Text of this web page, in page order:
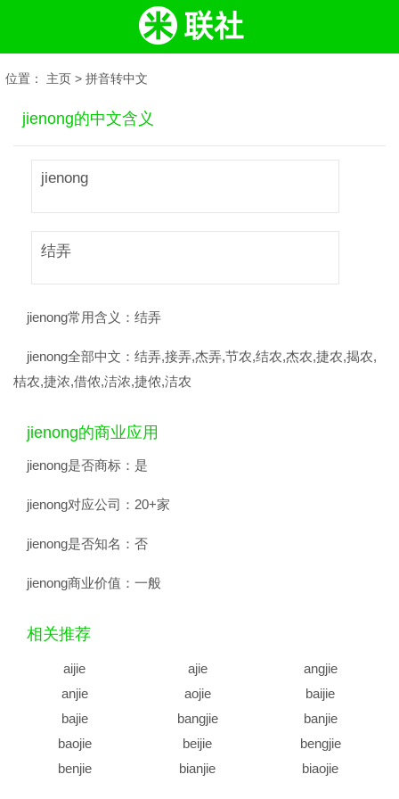
位置： 主页 > 拼音转中文
jienong的中文含义
jienong
结弄
jienong常用含义： 结弄
jienong全部中文： 结弄,接弄,杰弄,节农,结农,杰农,捷农,揭农,
桔农,捷浓,借侬,洁浓,捷侬,洁农
jienong的商业应用
jienong是否商标： 是
jienong对应公司： 20+家
jienong是否知名： 否
jienong商业价值： 一般
相关推荐
aijie ajie
angjie
anjie
aojie
baijie
bajie
bangjie
banjie
baojie
beijie
bengjie
benjie
bianjie
biaojie